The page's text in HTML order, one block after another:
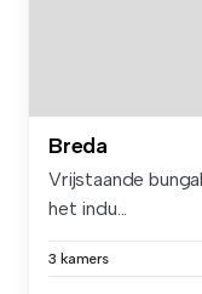
Breda
Vrijstaande
het indu...
3 kamers